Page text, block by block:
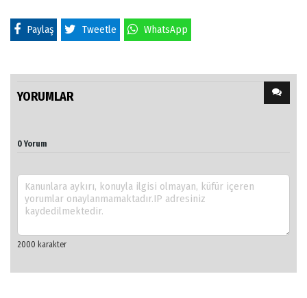
Paylaş Tweetle WhatsApp
YORUMLAR
0 Yorum